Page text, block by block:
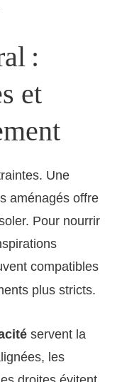
:
et
Une
aménagés offre
Pour nourrir
compatibles
plus stricts.
servent la
les